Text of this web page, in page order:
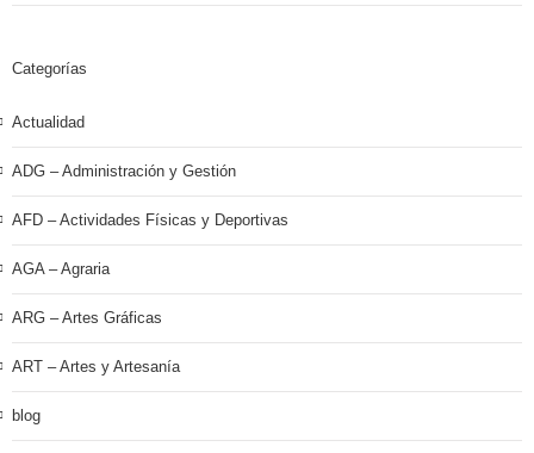
Categorías
Actualidad
ADG – Administración y Gestión
AFD – Actividades Físicas y Deportivas
AGA – Agraria
ARG – Artes Gráficas
ART – Artes y Artesanía
blog